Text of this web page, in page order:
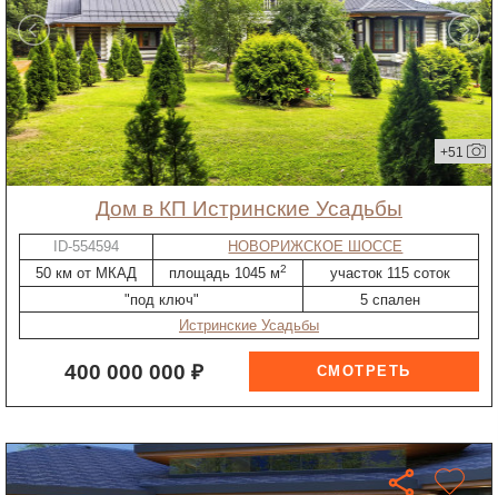
+51
дом в КП Истринские Усадьбы
ID-554594
НОВОРИЖСКОЕ ШОССЕ
50 км от МКАД
площадь 1045 м2
участок 115 соток
"под ключ"
5 спален
Истринские Усадьбы
400 000 000 ₽